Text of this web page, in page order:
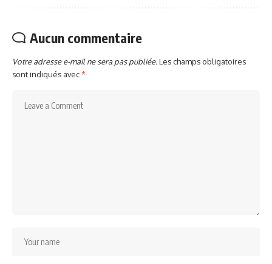
Aucun commentaire
Votre adresse e-mail ne sera pas publiée.Les champs obligatoires
sont indiqués avec*